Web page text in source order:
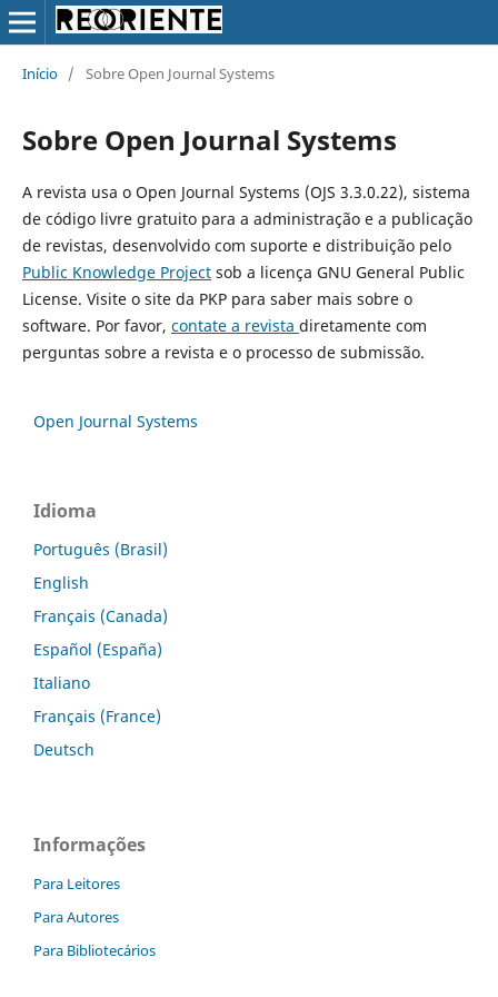
Início / Sobre Open Journal Systems
Sobre Open Journal Systems
A revista usa o Open Journal Systems (OJS 3.3.0.22), sistema
de código livre gratuito para a administração e a publicação
de revistas, desenvolvido com suporte e distribuição pelo
Public Knowledge Projectsob a licença GNU General Public
License. Visite o site da PKP para saber mais sobre o
software. Por favor, contate a revista diretamente com
perguntas sobre a revista e o processo de submissão.
Open Journal Systems
Idioma
Português (Brasil)
English
Français (Canada)
Español (España)
Italiano
Français (France)
Deutsch
Informações
Para Leitores
Para Autores
Para Bibliotecários